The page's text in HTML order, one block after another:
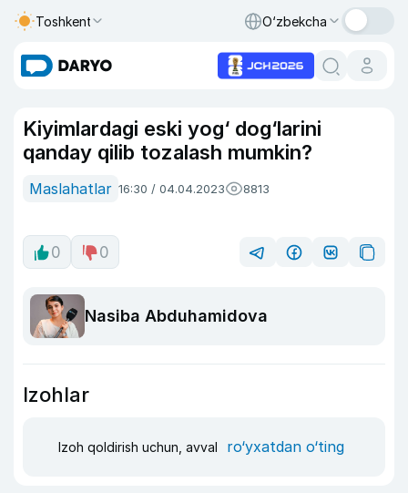
Toshkent O‘zbekcha
Kiyimlardagi eski yog‘ dog‘larini
qanday qilib tozalash mumkin?
Maslahatlar 16:30 / 04.04.2023 8813
0 0
Nasiba Abduhamidova
Izohlar
Izoh qoldirish uchun, avval ro‘yxatdan o‘ting